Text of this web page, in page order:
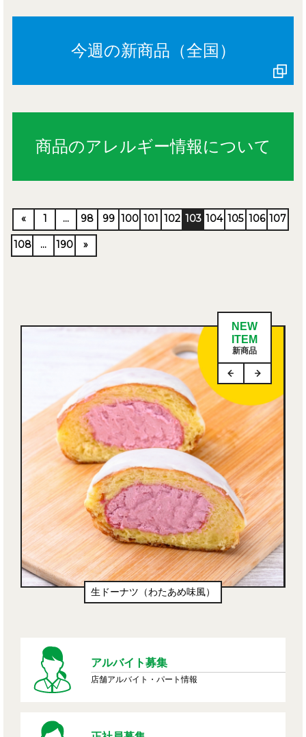
今週の新商品（全国）
商品のアレルギー情報について
« 1 … 98 99 100 101 102 103 104 105 106 107
108 … 190 »
NEW
ITEM
新商品
増量ファミチキ
アルバイト募集
店舗アルバイト・パート情報